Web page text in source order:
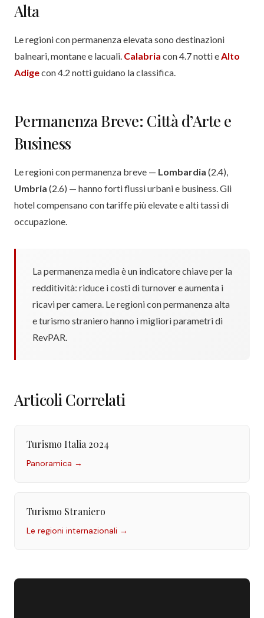
Alta
Le regioni con permanenza elevata sono destinazioni
balneari, montane e lacuali. Calabria con 4.7 notti eAlto
Adigecon 4.2 notti guidano la classifica.
Permanenza Breve: Città d’Arte e
Business
Le regioni con permanenza breve — Lombardia (2.4),
Umbria (2.6) — hanno forti flussi urbani e business. Gli
hotel compensano con tariffe più elevate e alti tassi di
occupazione.
La permanenza media è un indicatore chiave per la
redditività: riduce i costi di turnover e aumenta i
ricavi per camera. Le regioni con permanenza alta
e turismo straniero hanno i migliori parametri di
RevPAR.
Articoli Correlati
Turismo Italia 2024
Panoramica →
Turismo Straniero
Le regioni internazionali →